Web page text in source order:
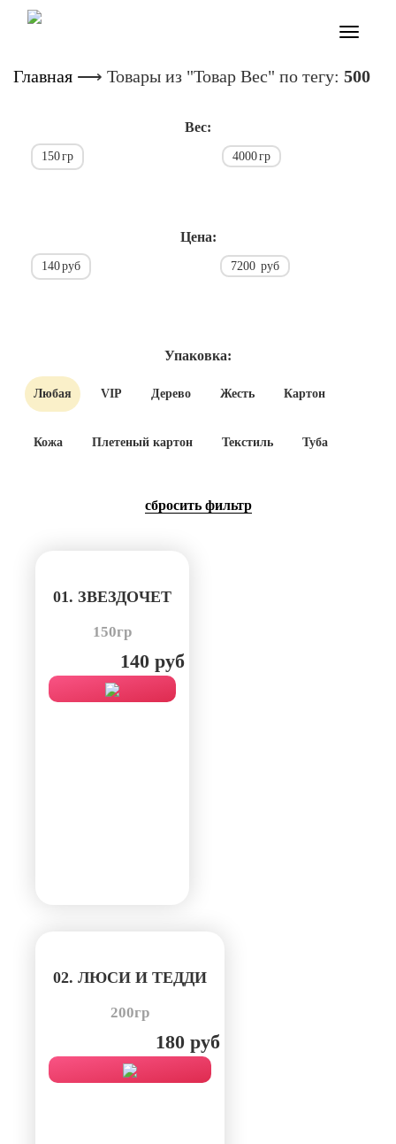
Toggle
Главная ⟶ Товары из "Товар Вес" по тегу: 500
Вес:
150гр 4000гр
Цена:
140руб 7200 руб
Упаковка:
Любая VIP Дерево Жесть Картон
Кожа Плетеный картон Текстиль Туба
cбросить фильтр
01. ЗВЕЗДОЧЕТ
150гр
140 руб
02. ЛЮСИ И ТЕДДИ
200гр
180 руб